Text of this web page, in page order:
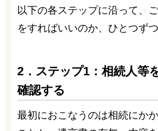
以下の各ステップに沿って、
をすればいいのか、ひとつず
2．ステップ1：相続人等
確認する
最初におこなうのは相続にか